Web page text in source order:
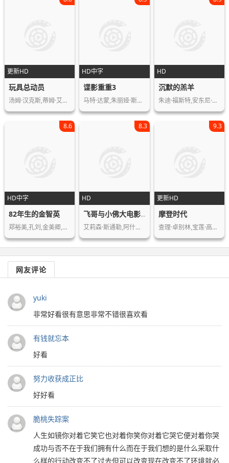
更新HD
玩具总动员
汤姆·汉克斯,蒂姆·艾伦,唐·里克斯,…
HD中字
谍影重重3
马特·达蒙,朱丽娅·斯蒂尔斯,大卫·斯…
HD
沉默的羔羊
朱迪·福斯特,安东尼·霍普金斯,斯科特…
HD中字
8.6
82年生的金智英
郑裕美,孔刘,金美卿,孔敏晶,朴成妍,李…
HD
8.3
飞哥与小佛大电影：坎迪斯对抗宇宙
艾莉森·斯通勒,阿什丽·提斯代尔,迪·…
更新HD
9.3
摩登时代
查理·卓别林,宝莲·高黛,亨利·伯格曼…
网友评论
yuki
非常好看很有意思非常不错很喜欢看
有钱就忘本
好看
努力收获成正比
好好看
脆桃失踪案
人生如镜你对着它笑它也对着你笑你对着它哭它便对着你哭
成功与否不在于我们拥有什么而在于我们想的是什么采取什
么样的行动改变不了过去但可以改变现在改变不了环境就必